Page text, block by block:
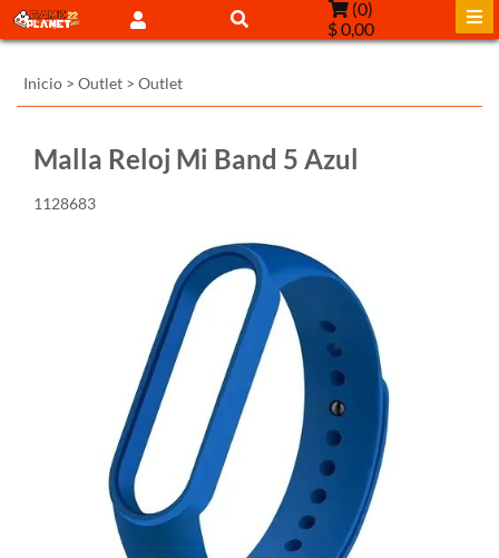
(0)
$ 0,00
Inicio > Outlet > Outlet
Malla Reloj Mi Band 5 Azul
1128683